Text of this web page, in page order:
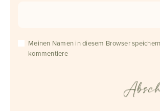
Meinen Namen in diesem Browser
kommentiere